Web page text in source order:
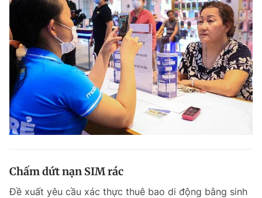
Chấm dứt nạn SIM rác
Đề xuất yêu cầu xác thực thuê bao di động bằng sinh